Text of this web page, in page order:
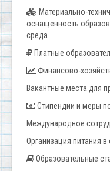
Материально-
оснащенность
среда
Платные
Финансово-
Вакантные места для
Стипендии и меры
Международное
Организация питания
Образовательные